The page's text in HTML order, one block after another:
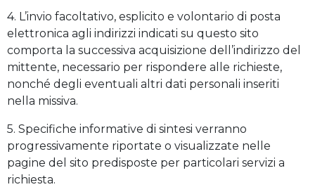
4. L’invio facoltativo, esplicito e volontario di posta
elettronica agli indirizzi indicati su questo sito
comporta la successiva acquisizione dell’indirizzo del
mittente, necessario per rispondere alle richieste,
nonché degli eventuali altri dati personali inseriti
nella missiva.
5. Specifiche informative di sintesi verranno
progressivamente riportate o visualizzate nelle
pagine del sito predisposte per particolari servizi a
richiesta.